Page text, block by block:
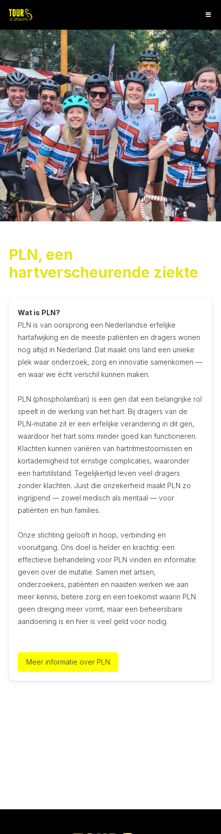
PLN, een
hartverscheurende ziekte
Wat is PLN?
PLN is van oorsprong een Nederlandse erfelijke
hartafwijking en de meeste patiënten en dragers wonen
nog altijd in Nederland. Dat maakt ons land een unieke
plek waar onderzoek, zorg en innovatie samenkomen —
en waar we écht verschil kunnen maken.
PLN (phospholamban) is een gen dat een belangrijke rol
speelt in de werking van het hart. Bij dragers van de
PLN-mutatie zit er een erfelijke verandering in dit gen,
waardoor het hart soms minder goed kan functioneren.
Klachten kunnen variëren van hartritmestoornissen en
kortademigheid tot ernstige complicaties, waaronder
een hartstilstand. Tegelijkertijd leven veel dragers
zonder klachten. Juist die onzekerheid maakt PLN zo
ingrijpend — zowel medisch als mentaal — voor
patiënten en hun families.
Onze stichting gelooft in hoop, verbinding en
vooruitgang. Ons doel is helder en krachtig: een
effectieve behandeling voor PLN vinden en informatie
geven over de mutatie. Samen met artsen,
onderzoekers, patiënten en naasten werken we aan
meer kennis, betere zorg en een toekomst waarin PLN
geen dreiging meer vormt, maar een beheersbare
aandoening is en hier is veel geld voor nodig.
Meer informatie over PLN